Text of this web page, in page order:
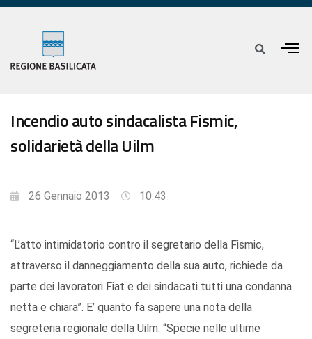
Incendio auto sindacalista Fismic,
solidarietà della Uilm
26 Gennaio 2013 10:43
“L’atto intimidatorio contro il segretario della Fismic,
attraverso il danneggiamento della sua auto, richiede da
parte dei lavoratori Fiat e dei sindacati tutti una condanna
netta e chiara”. E’ quanto fa sapere una nota della
segreteria regionale della Uilm. “Specie nelle ultime